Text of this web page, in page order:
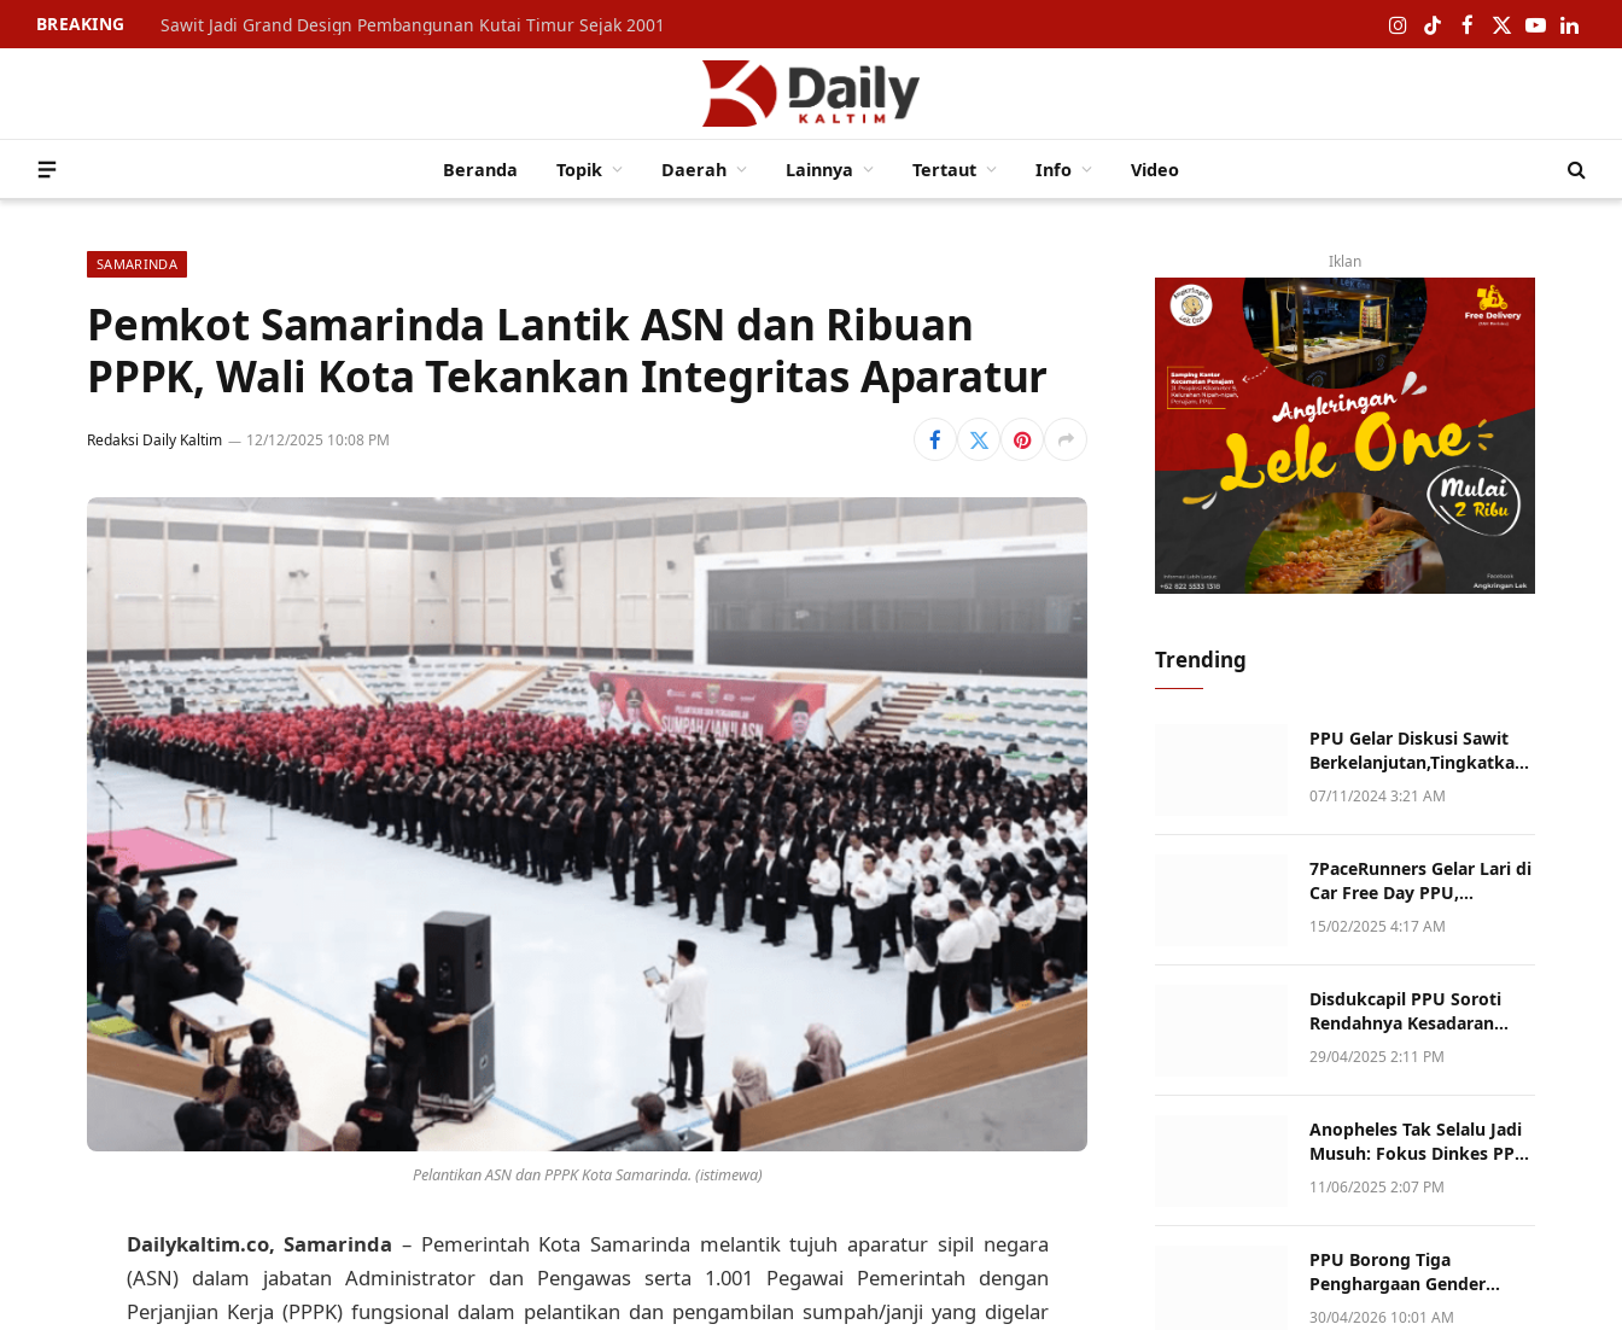
BREAKING Sawit Jadi Grand Design Pembangunan Kutai Timur Sejak 2001 Instagram
TikTokFacebook
X
YouTube
Beranda Topik Daerah Lainnya Tertaut Info Video
SAMARINDA
Pemkot Samarinda Lantik ASN dan Ribuan
PPPK, Wali Kota Tekankan Integritas Aparatur
Redaksi Daily Kaltim 12/12/2025 10:08 PM
Pelantikan ASN dan PPPK Kota Samarinda. (istimewa)
Dailykaltim.co, Samarinda– Pemerintah Kota Samarinda melantik tujuh aparatur sipil negara
(ASN) dalam jabatan Administrator dan Pengawas serta 1.001 Pegawai Pemerintah dengan
Perjanjian Kerja (PPPK) fungsional dalam pelantikan dan pengambilan sumpah/janji yang digelar
Iklan
Trending
PPU Gelar Diskusi Sawit
Berkelanjutan,Tingkatkan
Daya Saing dan Kualitas
07/11/2024 3:21 AM
7PaceRunners Gelar Lari di
Car Free Day PPU,
Kampanye Gaya Hidup
15/02/2025 4:17 AM
Disdukcapil PPU Soroti
Rendahnya Kesadaran
Warga Soal Pelaporan
29/04/2025 2:11 PM
Anopheles Tak Selalu Jadi
Musuh: Fokus Dinkes PPU
Kini ke Penularan Aktif di
11/06/2025 2:07 PM
PPU Borong Tiga
Penghargaan Gender
Champion Kaltim 2026,
30/04/2026 10:01 AM